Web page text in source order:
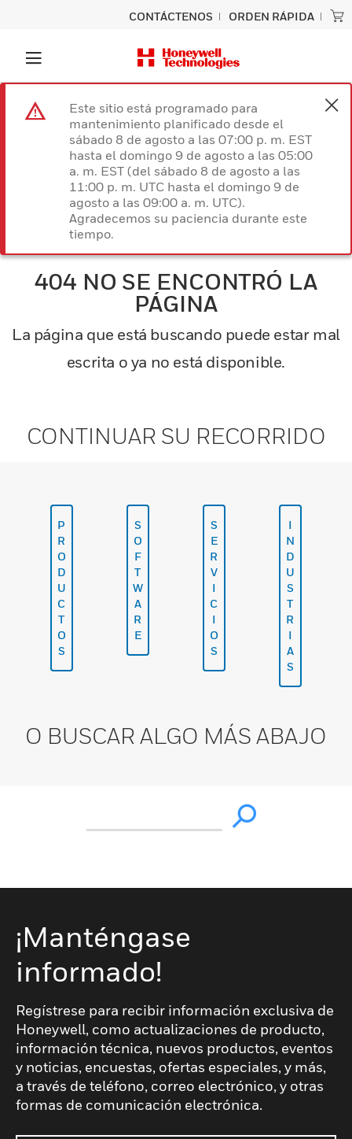
CONTÁCTENOS ORDEN RÁPIDA
Este sitio está programado para
mantenimiento planificado desde el
sábado 8 de agosto a las 07:00 p. m. EST
hasta el domingo 9 de agosto a las 05:00
a. m. EST (del sábado 8 de agosto a las
11:00 p. m. UTC hasta el domingo 9 de
agosto a las 09:00 a. m. UTC).
Agradecemos su paciencia durante este
tiempo.
404 NO SE ENCONTRÓ LA
PÁGINA
La página que está buscando puede estar mal
escrita o ya no está disponible.
CONTINUAR SU RECORRIDO
P
R
O
D
U
C
T
O
S
S
O
F
T
W
A
R
E
S
E
R
V
I
C
I
O
S
I
N
D
U
S
T
R
I
A
S
O BUSCAR ALGO MÁS ABAJO
¡Manténgase
informado!
Regístrese para recibir información exclusiva de
Honeywell, como actualizaciones de producto,
información técnica, nuevos productos, eventos
y noticias, encuestas, ofertas especiales, y más,
a través de teléfono, correo electrónico, y otras
formas de comunicación electrónica.